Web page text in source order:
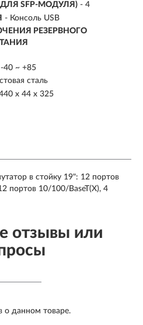
SFP-МОДУЛЯ) - 4
- Консоль USB
РЕЗЕРВНОГО
40 ~ +85
сталь
x 44 x 325
в стойку 19": 12 портов
портов 10/100/BaseT(X), 4
отзывы или
о данном товаре.